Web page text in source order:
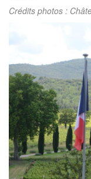
Crédits photos :